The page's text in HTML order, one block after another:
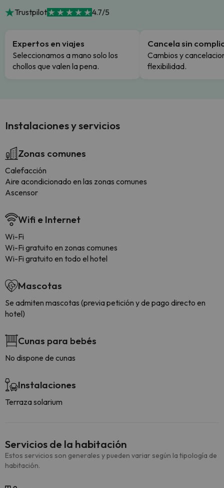
Trustpilot 4.7/5
Expertos en viajes
Seleccionamos a mano solo los
chollos que valen la pena.
Cancela sin
Cambios y
flexibilidad.
Instalaciones y servicios
Zonas comunes
Calefacción
Aire acondicionado en las zonas comunes
Ascensor
Wifi e Internet
Wi-Fi
Wi-Fi gratuito en zonas comunes
Wi-Fi gratuito en todo el hotel
Mascotas
Se admiten mascotas (previa petición y de pago directo en
hotel)
Cunas para bebés
No dispone de cunas
Instalaciones
Terraza solarium
Servicios de la habitación
Estos servicios son generales y pueden variar según la tipología de
habitación.